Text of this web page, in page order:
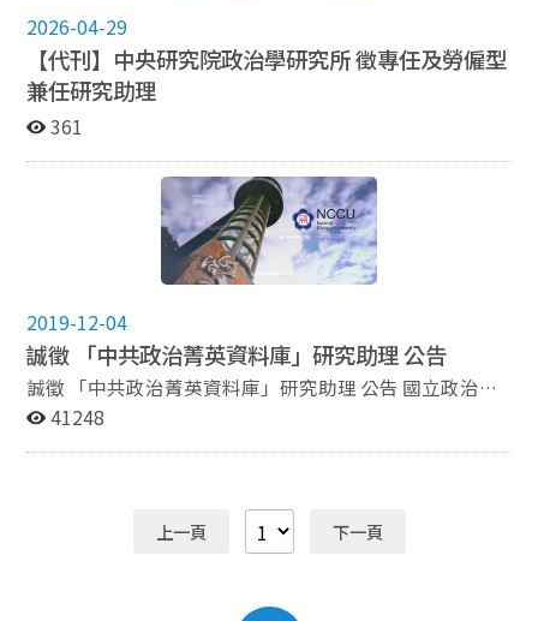
2026-04-29
【代刊】中央研究院政治學研究所 徵專任及勞僱型
兼任研究助理
361
2019-12-04
誠徵 「中共政治菁英資料庫」研究助理 公告
誠徵 「中共政治菁英資料庫」研究助理 公告 國立政治大
學政治學系 寇健文教授 2019.12 一、計畫內容： (1) 簡
及資料庫建置情形。 二、招募人數與條件： (1) 徵求1-2
位大學部或研究所學生。 (2) 細心、耐心、負責，對中國
41248
上一頁 下一頁